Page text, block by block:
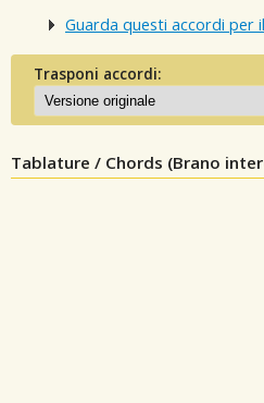
Guarda questi accordi per
Trasponi accordi:
Tablature / Chords (Brano